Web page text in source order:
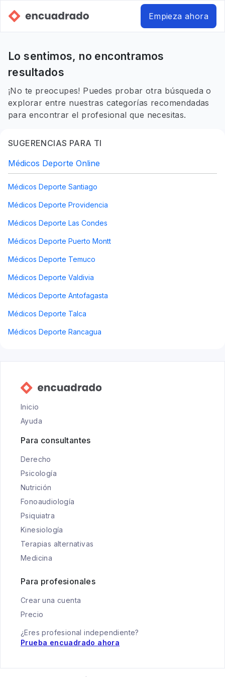
Empieza ahora
Lo sentimos, no encontramos
resultados
¡No te preocupes! Puedes probar otra búsqueda o
explorar entre nuestras categorías recomendadas
para encontrar el profesional que necesitas.
SUGERENCIAS PARA TI
Médicos Deporte Online
Médicos Deporte Santiago
Médicos Deporte Providencia
Médicos Deporte Las Condes
Médicos Deporte Puerto Montt
Médicos Deporte Temuco
Médicos Deporte Valdivia
Médicos Deporte Antofagasta
Médicos Deporte Talca
Médicos Deporte Rancagua
Inicio
Ayuda
Para consultantes
Derecho
Psicología
Nutrición
Fonoaudiología
Psiquiatra
Kinesiología
Terapias alternativas
Medicina
Para profesionales
Crear una cuenta
Precio
¿Eres profesional independiente?
Prueba encuadrado ahora